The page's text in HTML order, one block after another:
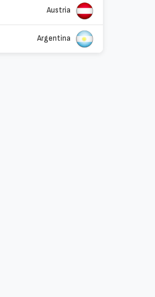
Austria
Argentina